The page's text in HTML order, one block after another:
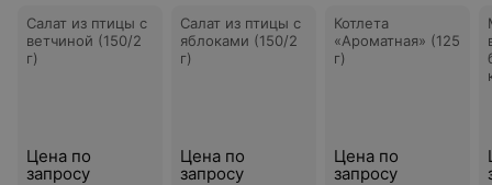
Салат из птицы с
ветчиной (150/2
г)
Цена по
запросу
Салат из птицы с
яблоками (150/2
г)
Цена по
запросу
Котлета
«Ароматная» (125
г)
Цена по
запросу